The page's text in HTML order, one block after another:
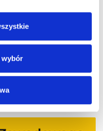
wybór
wyłączona.